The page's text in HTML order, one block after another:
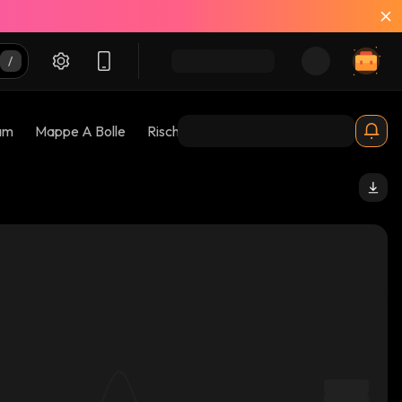
Mappe A Bolle Rischi 😱